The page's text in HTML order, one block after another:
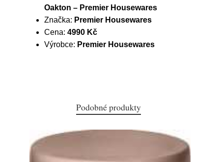
Oakton – Premier Housewares
Značka: Premier Housewares
Cena: 4990 Kč
Výrobce: Premier Housewares
Podobné produkty